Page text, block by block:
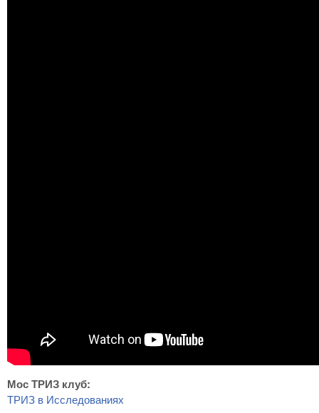
Мос ТРИЗ клуб:
ТРИЗ в Исследованиях